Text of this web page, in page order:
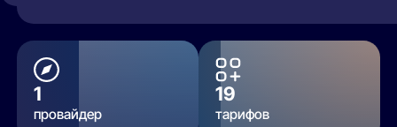
1
провайдер
19
тарифов